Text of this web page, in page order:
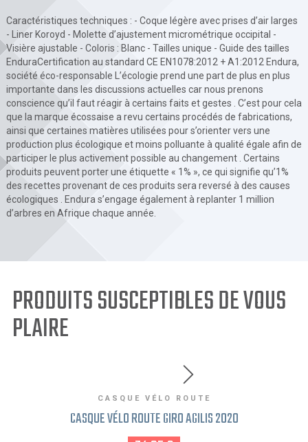
Caractéristiques techniques : - Coque légère avec prises d’air larges
- Liner Koroyd - Molette d’ajustement micrométrique occipital -
Visière ajustable - Coloris : Blanc - Tailles unique - Guide des tailles
EnduraCertification au standard CE EN1078:2012 + A1:2012 Endura,
société éco-responsable L’écologie prend une part de plus en plus
importante dans les discussions actuelles car nous prenons
conscience qu’il faut réagir à certains faits et gestes . C’est pour cela
que la marque écossaise a revu certains procédés de fabrications,
ainsi que certaines matières utilisées pour s’orienter vers une
production plus écologique et moins polluante à qualité égale afin de
participer le plus activement possible au changement . Certains
produits peuvent porter une étiquette « 1% », ce qui signifie qu’1%
des recettes provenant de ces produits sera reversé à des causes
écologiques . Endura s’engage également à replanter 1 million
d’arbres en Afrique chaque année.
PRODUITS SUSCEPTIBLES DE VOUS
PLAIRE
CASQUE VÉLO ROUTE
CASQUE VÉLO ROUTE GIRO AGILIS 2020